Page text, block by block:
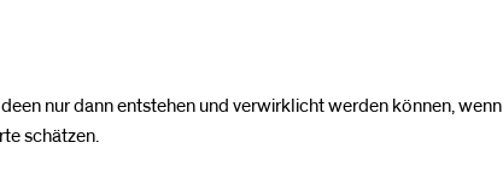
nur dann entstehen und verwirklicht werden können, wenn
schätzen.